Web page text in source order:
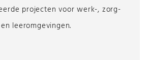
projecten voor werk-, zorg-
en leeromgevingen.